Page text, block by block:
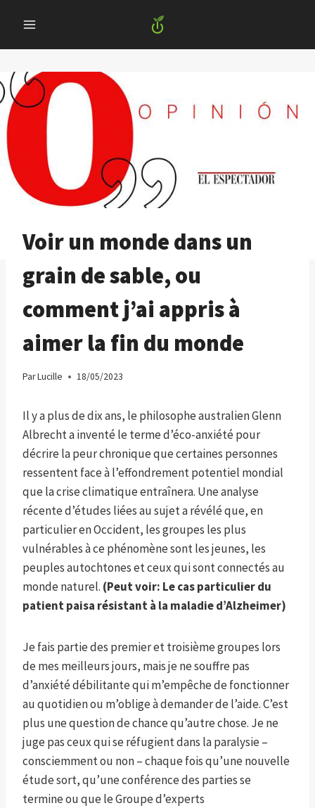
content
Voir un monde dans un
grain de sable, ou
comment j’ai appris à
aimer la fin du monde
ParLucille 18/05/2023
Il y a plus de dix ans, le philosophe australien Glenn
Albrecht a inventé le terme d’éco-anxiété pour
décrire la peur chronique que certaines personnes
ressentent face à l’effondrement potentiel mondial
que la crise climatique entraînera. Une analyse
récente d’études liées au sujet a révélé que, en
particulier en Occident, les groupes les plus
vulnérables à ce phénomène sont les jeunes, les
peuples autochtones et ceux qui sont connectés au
monde naturel. (Peut voir: Le cas particulier du
patient paisa résistant à la maladie d’Alzheimer)
Je fais partie des premier et troisième groupes lors
de mes meilleurs jours, mais je ne souffre pas
d’anxiété débilitante qui m’empêche de fonctionner
au quotidien ou m’oblige à demander de l’aide. C’est
plus une question de chance qu’autre chose. Je ne
juge pas ceux qui se réfugient dans la paralysie –
consciemment ou non – chaque fois qu’une nouvelle
étude sort, qu’une conférence des parties se
termine ou que le Groupe d’experts